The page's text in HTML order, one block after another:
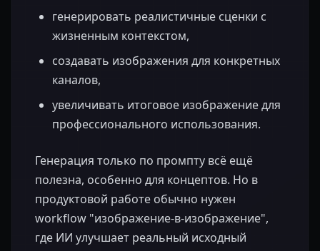
генерировать реалистичные сценки с
жизненным контекстом,
создавать изображения для конкретных
каналов,
увеличивать итоговое изображение для
профессионального использования.
Генерация только по промпту всё ещё
полезна, особенно для концептов. Но в
продуктовой работе обычно нужен
workflow "изображение-в-изображение",
где ИИ улучшает реальный исходный